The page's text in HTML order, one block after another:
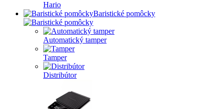
Hario
Baristické pomôcky
Automatický tamper
Tamper
Distribútor